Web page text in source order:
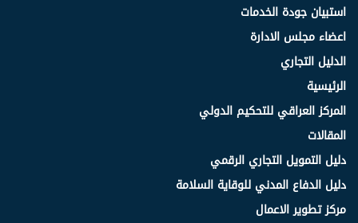
استبيان جودة الخدمات
اعضاء مجلس الادارة
الدليل التجاري
الرئيسية
المركز العراقي للتحكيم الدولي
المقالات
دليل التمويل التجاري الرقمي
دليل الدفاع المدني للوقاية السلامة
مركز تطوير الاعمال